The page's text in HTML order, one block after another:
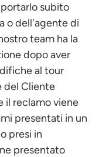
subito
o dell'agente di
team ha la
dopo aver
al tour
del Cliente
il reclamo viene
presentati in un
presi in
presentato